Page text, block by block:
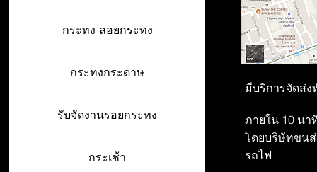
กระทง ลอยกระทง
กระทงกระดาษ
รับจัดงานรอยกระทง
กระเช้า
มีบริการจัดส่ง
ภายใน 10 นา
โดยบริษัทขน
รถไฟ